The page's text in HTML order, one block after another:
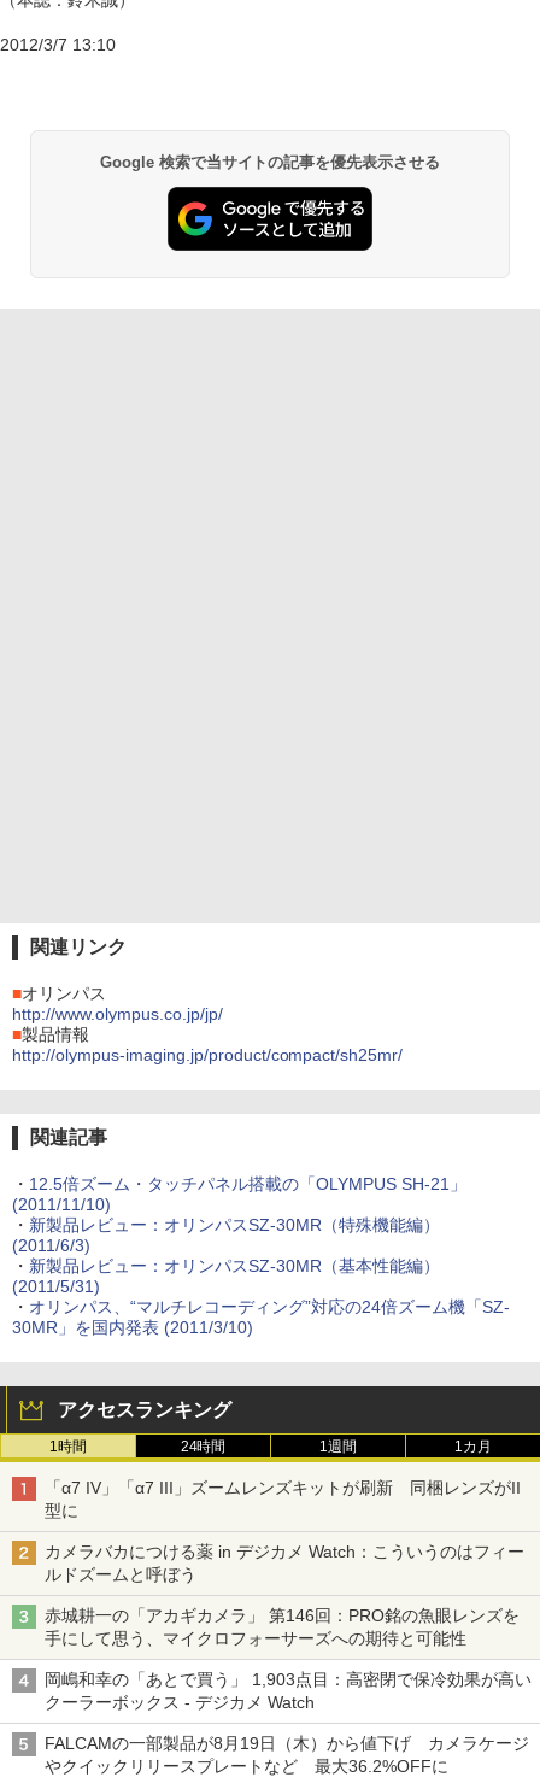
2012/3/7 13:10
Google 検索で当サイトの記事を優先表示させる
関連リンク
■オリンパス
http://www.olympus.co.jp/jp/
■製品情報
http://olympus-imaging.jp/product/compact/sh25mr/
関連記事
・ 12.5倍ズーム・タッチパネル搭載の「OLYMPUS SH-21」
(2011/11/10)
・ 新製品レビュー：オリンパスSZ-30MR（特殊機能編）
(2011/6/3)
・ 新製品レビュー：オリンパスSZ-30MR（基本性能編）
(2011/5/31)
・ オリンパス、“マルチレコーディング”対応の24倍ズーム機「SZ-
30MR」を国内発表 (2011/3/10)
アクセスランキング
1時間 24時間 1週間 1カ月
「α7 IV」「α7 III」ズームレンズキットが刷新 同梱レンズがII
型に
カメラバカにつける薬 in デジカメ Watch：こういうのはフィー
ルドズームと呼ぼう
赤城耕一の「アカギカメラ」 第146回：PRO銘の魚眼レンズを
手にして思う、マイクロフォーサーズへの期待と可能性
岡嶋和幸の「あとで買う」 1,903点目：高密閉で保冷効果が高い
クーラーボックス - デジカメ Watch
FALCAMの一部製品が8月19日（木）から値下げ カメラケージ
やクイックリリースプレートなど 最大36.2%OFFに